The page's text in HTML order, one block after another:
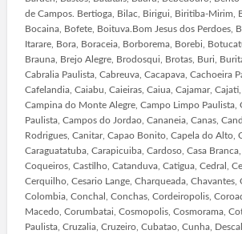
de Campos. Bertioga, Bilac, Birigui, Biritiba-Mirim,
Bocaina, Bofete, Boituva.Bom Jesus dos Perdoes,
Itarare, Bora, Boraceia, Borborema, Borebi,
Brauna, Brejo Alegre, Brodosqui, Brotas, Buri,
Cabralia Paulista, Cabreuva, Cacapava, Cachoeira
Cafelandia, Caiabu, Caieiras, Caiua, Cajamar,
Campina do Monte Alegre, Campo Limpo Paulista,
Paulista, Campos do Jordao, Cananeia, Canas,
Rodrigues, Canitar, Capao Bonito, Capela do Alto,
Caraguatatuba, Carapicuiba, Cardoso, Casa
Coqueiros, Castilho, Catanduva, Catigua, Cedral,
Cerquilho, Cesario Lange, Charqueada, Chavantes,
Colombia, Conchal, Conchas, Cordeiropolis,
Macedo, Corumbatai, Cosmopolis, Cosmorama,
Paulista, Cruzalia, Cruzeiro, Cubatao, Cunha,